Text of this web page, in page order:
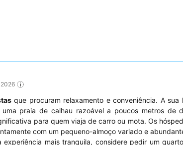
que procuram relaxamento e conveniência. A sua
praia de calhau razoável a poucos metros de
para quem viaja de carro ou mota. Os
com um pequeno-almoço variado e
mais tranquila, considere pedir um